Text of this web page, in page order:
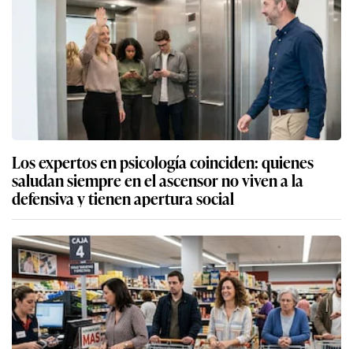
Los expertos en psicología coinciden: quienes
saludan siempre en el ascensor no viven a la
defensiva y tienen apertura social